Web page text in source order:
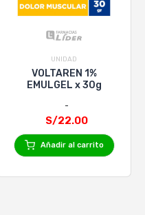
UNIDAD
VOLTAREN 1%
EMULGEL x 30g
S/22.00
Añadir al carrito